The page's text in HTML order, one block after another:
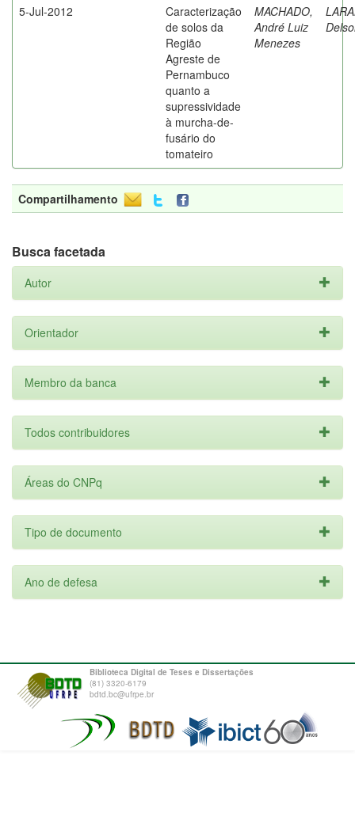
5-Jul-2012
Caracterização
de solos da
Região
Agreste de
Pernambuco
quanto a
supressividade
à murcha-de-
fusário do
tomateiro
MACHADO,
André Luiz
Menezes
Compartilhamento
Busca facetada
Autor
Orientador
Membro da banca
Todos contribuidores
Áreas do CNPq
Tipo de documento
Ano de defesa
Biblioteca Digital de Teses e Dissertações
(81) 3320-6179
bdtd.bc@ufrpe.br